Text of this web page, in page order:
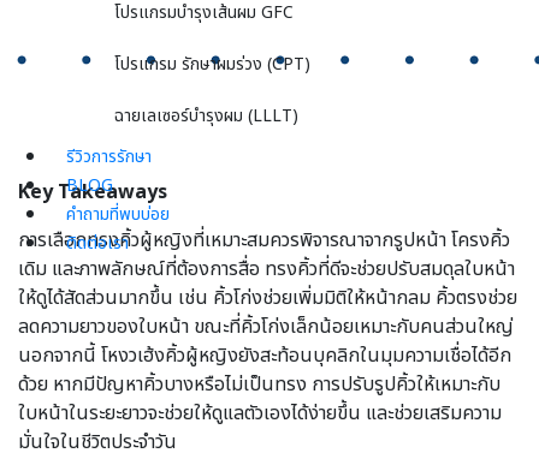
โปรแกรมบำรุงเส้นผม GFC
โปรแกรม รักษาผมร่วง (CPT)
ฉายเลเซอร์บำรุงผม (LLLT)
รีวิวการรักษา
BLOG
คำถามที่พบบ่อย
ติดต่อเรา
Key Takeaways
การเลือกทรงคิ้วผู้หญิงที่เหมาะสมควรพิจารณาจากรูปหน้า โครงคิ้ว
เดิม และภาพลักษณ์ที่ต้องการสื่อ ทรงคิ้วที่ดีจะช่วยปรับสมดุลใบหน้า
ให้ดูได้สัดส่วนมากขึ้น เช่น คิ้วโก่งช่วยเพิ่มมิติให้หน้ากลม คิ้วตรงช่วย
ลดความยาวของใบหน้า ขณะที่คิ้วโก่งเล็กน้อยเหมาะกับคนส่วนใหญ่
นอกจากนี้ โหงวเฮ้งคิ้วผู้หญิงยังสะท้อนบุคลิกในมุมความเชื่อได้อีก
ด้วย หากมีปัญหาคิ้วบางหรือไม่เป็นทรง การปรับรูปคิ้วให้เหมาะกับ
ใบหน้าในระยะยาวจะช่วยให้ดูแลตัวเองได้ง่ายขึ้น และช่วยเสริมความ
มั่นใจในชีวิตประจำวัน